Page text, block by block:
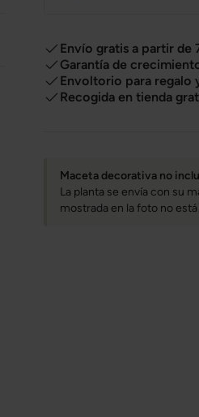
Envío gratis a partir de
Garantía de
Envoltorio para regalo
Recogida en tienda
Maceta decorativa no
La planta se envía con su
mostrada en la foto no